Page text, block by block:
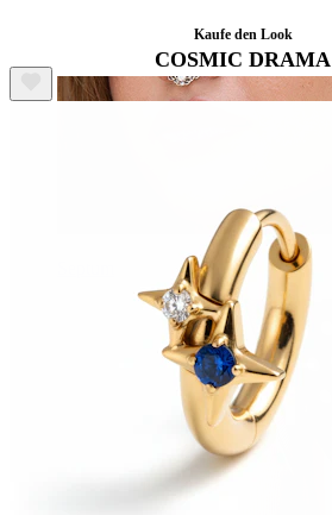
Kaufe den Look
COSMIC DRAMA